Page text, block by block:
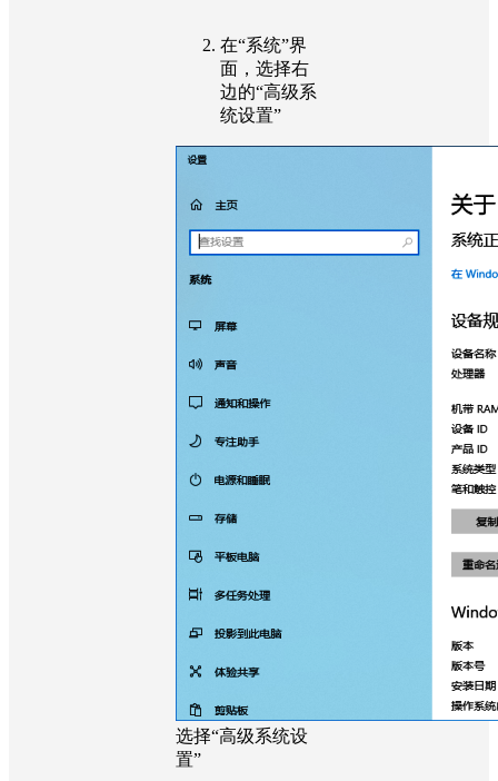
在“系统”界
面，选择右
边的“高级系
统设置”
选择“高级系统设
置”